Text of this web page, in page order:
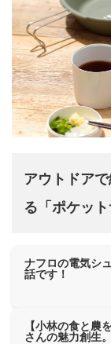
アウトドア
る「ポケッ
ナフロの電気シ
話です！
【小林の食と農
さんの魅力創生。